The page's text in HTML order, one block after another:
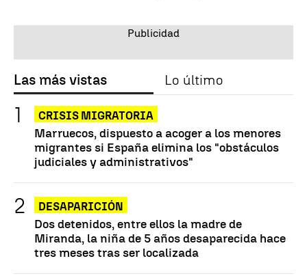
Las más vistas Lo último
CRISIS MIGRATORIA
Marruecos, dispuesto a acoger a los menores
migrantes si España elimina los "obstáculos
judiciales y administrativos"
DESAPARICIÓN
Dos detenidos, entre ellos la madre de
Miranda, la niña de 5 años desaparecida hace
tres meses tras ser localizada